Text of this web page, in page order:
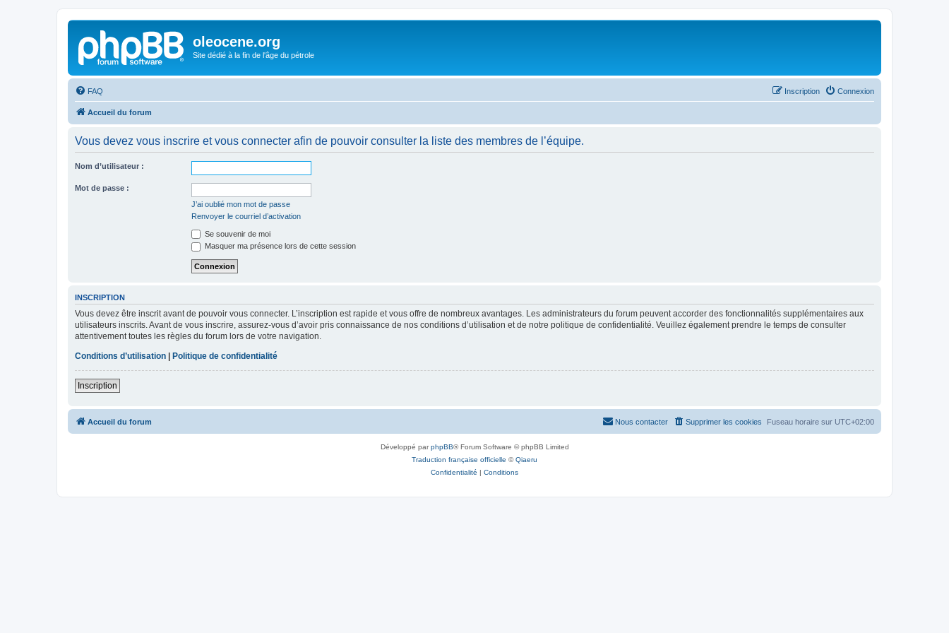
oleocene.org
Site dédié à la fin de l'âge du pétrole
FAQ Connexion
Inscription
Accueil du forum
Vous devez vous inscrire et vous connecter afin de pouvoir consulter la liste des membres de l’équipe.
Nom d’utilisateur :
Mot de passe :
J’ai oublié mon mot de passe
Renvoyer le courriel d’activation
Se souvenir de moi
Masquer ma présence lors de cette session
INSCRIPTION
Vous devez être inscrit avant de pouvoir vous connecter. L’inscription est rapide et vous offre de nombreux avantages. Les administrateurs du forum peuvent accorder des fonctionnalités supplémentaires aux
utilisateurs inscrits. Avant de vous inscrire, assurez-vous d’avoir pris connaissance de nos conditions d’utilisation et de notre politique de confidentialité. Veuillez également prendre le temps de consulter
attentivement toutes les règles du forum lors de votre navigation.
Conditions d’utilisation
Politique de confidentialité
Inscription
Accueil du forum Fuseau horaire sur UTC+02:00
Supprimer les cookies
Nous contacter
Développé parphpBB® Forum Software © phpBB Limited
Traduction française officielle ©Qiaeru
Confidentialité | Conditions